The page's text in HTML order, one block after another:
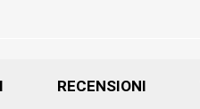
RECENSIONI